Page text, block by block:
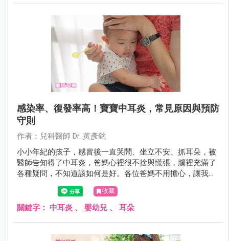
感染率、復發率高！寶寶中耳炎，常見原因與預防
守則
作者：兒科醫師 Dr. 黃彥銘
小小年紀的孩子，感冒後一直哭鬧、坐立不安、抓耳朵，被
醫師告知得了中耳炎，爸媽心裡很不捨與慌張，腦裡充滿了
各種疑問，不知道該如何是好。各位爸媽不用擔心，讓我們
一起來了解中耳炎，並且知道該怎麼好好幫助寶寶。
收藏
關鍵字： 中耳炎 、 嬰幼兒 、 耳朵